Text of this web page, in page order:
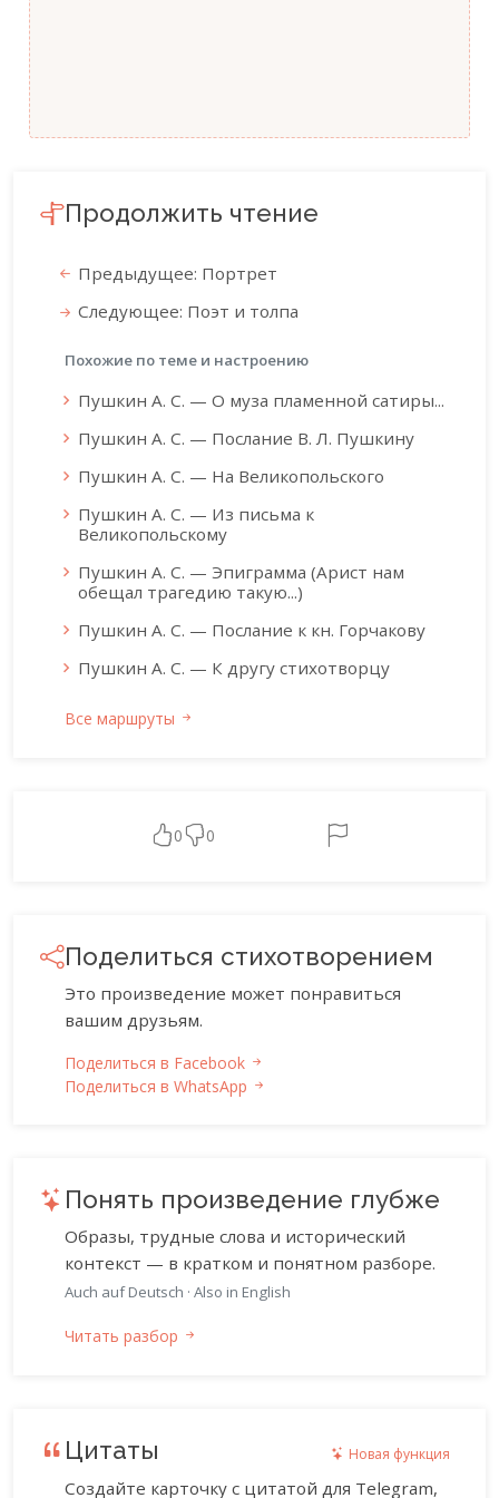
Продолжить чтение
Предыдущее: Портрет
Следующее: Поэт и толпа
Похожие по теме и настроению
Пушкин А. С. — О муза пламенной сатиры...
Пушкин А. С. — Послание В. Л. Пушкину
Пушкин А. С. — На Великопольского
Пушкин А. С. — Из письма к
Великопольскому
Пушкин А. С. — Эпиграмма (Арист нам
обещал трагедию такую...)
Пушкин А. С. — Послание к кн. Горчакову
Пушкин А. С. — К другу стихотворцу
Все маршруты
0 0
Поделиться стихотворением
Это произведение может понравиться
вашим друзьям.
Поделиться в Facebook
Поделиться в WhatsApp
Понять произведение глубже
Образы, трудные слова и исторический
контекст — в кратком и понятном разборе.
Auch auf Deutsch · Also in English
Читать разбор
Цитаты Новая функция
Создайте карточку с цитатой для Telegram,